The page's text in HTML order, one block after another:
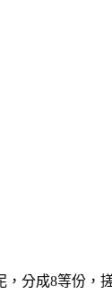
，分成8等份，